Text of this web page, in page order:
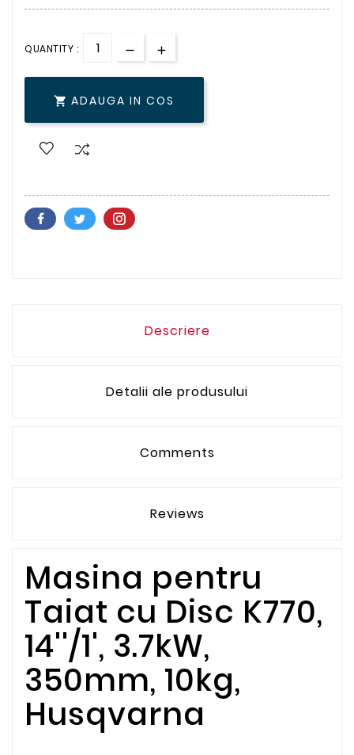
QUANTITY :
 ADAUGA IN COS
Descriere
Detalii ale produsului
Comments
Reviews
Masina pentru
Taiat cu Disc K770,
14''/1', 3.7kW,
350mm, 10kg,
Husqvarna